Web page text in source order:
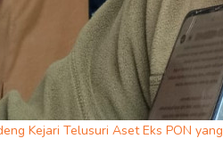
Kejari Telusuri Aset Eks PON